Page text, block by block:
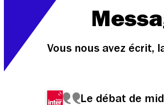
Vous nous avez écrit,
Le débat de